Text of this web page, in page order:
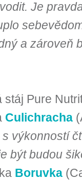
Je
a zároveň
Pure
Culichracha
výkonností
být budou
Boruvka